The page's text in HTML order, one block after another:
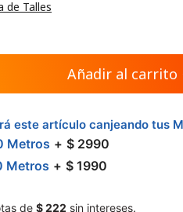
de Talles
Añadir al carrito
este artículo canjeando tus
Metros $ 2990
Metros $ 1990
de $ 222 sin intereses.